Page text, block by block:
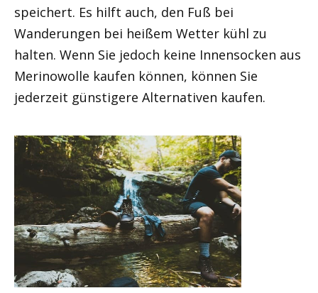
speichert. Es hilft auch, den Fuß bei
Wanderungen bei heißem Wetter kühl zu
halten. Wenn Sie jedoch keine Innensocken aus
Merinowolle kaufen können, können Sie
jederzeit günstigere Alternativen kaufen.